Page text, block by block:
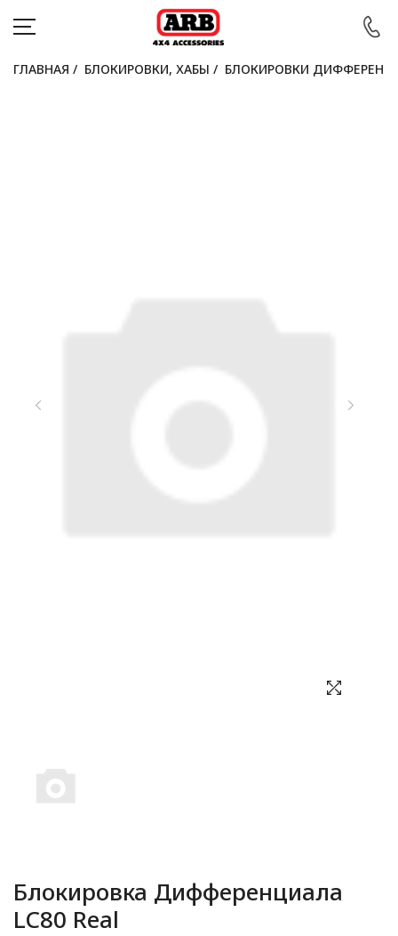
Войти
ГЛАВНАЯ / БЛОКИРОВКИ, ХАБЫ / БЛОКИРОВКИ
Блокировка Дифференциала
LC80 Real